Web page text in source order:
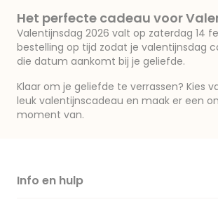
Het perfecte cadeau voor
Valentijnsdag 2026 valt op zaterdag 14
bestelling op tijd zodat je valentijnsdag
die datum aankomt bij je geliefde.
Klaar om je geliefde te verrassen? Kies
leuk valentijnscadeau en maak er een
moment van.
Info en hulp